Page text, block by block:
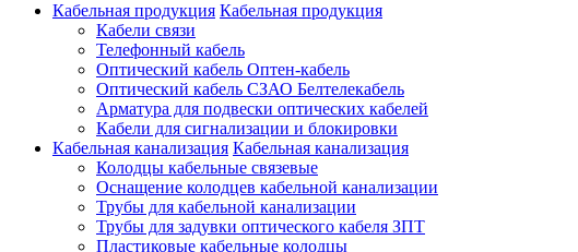
Кабельная продукция Кабельная продукция
Кабели связи
Телефонный кабель
Оптический кабель Оптен-кабель
Оптический кабель СЗАО Белтелекабель
Арматура для подвески оптических кабелей
Кабели для сигнализации и блокировки
Кабельная канализация Кабельная канализация
Колодцы кабельные связевые
Оснащение колодцев кабельной канализации
Трубы для кабельной канализации
Трубы для задувки оптического кабеля ЗПТ
Пластиковые кабельные колодцы